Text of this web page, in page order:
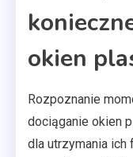
okien
Rozpoznanie
dociąganie okien
dla utrzymania